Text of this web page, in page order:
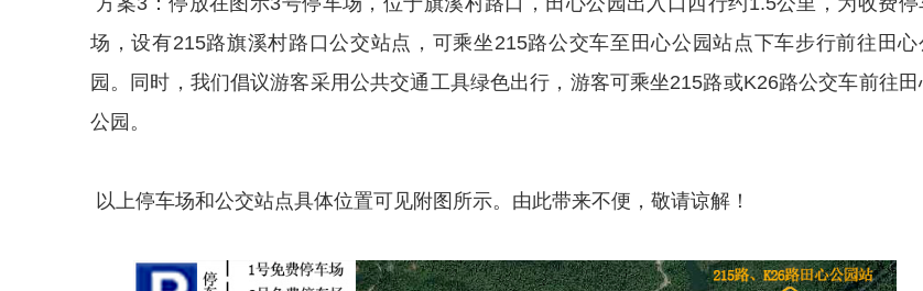
场，设有215路旗溪村路口公交站点，可乘坐215路公交车至田心公园站点下车步行前往田心
园。同时，我们倡议游客采用公共交通工具绿色出行，游客可乘坐215路或K26路公交车前往田
公园。
以上停车场和公交站点具体位置可见附图所示。由此带来不便，敬请谅解！